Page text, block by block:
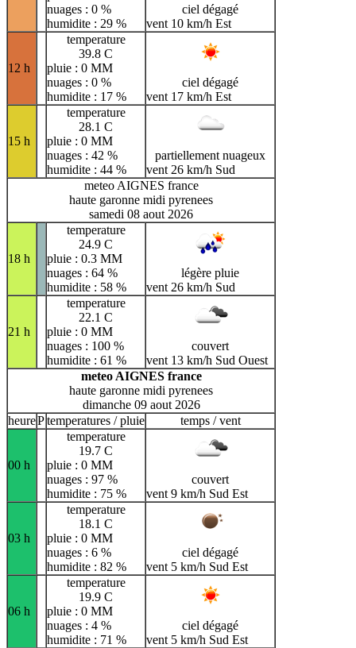
nuages : 0 %
humidite : 29 %
ciel dégagé
vent 10 km/h Est
12 h
temperature
39.8 C
pluie : 0 MM
nuages : 0 %
humidite : 17 %
ciel dégagé
vent 17 km/h Est
15 h
temperature
28.1 C
pluie : 0 MM
nuages : 42 %
humidite : 44 %
partiellement nuageux
vent 26 km/h Sud
meteo AIGNES france
haute garonne midi pyrenees
samedi 08 aout 2026
18 h
temperature
24.9 C
pluie : 0.3 MM
nuages : 64 %
humidite : 58 %
légère pluie
vent 26 km/h Sud
21 h
temperature
22.1 C
pluie : 0 MM
nuages : 100 %
humidite : 61 %
couvert
vent 13 km/h Sud Ouest
meteo AIGNES france
haute garonne midi pyrenees
dimanche 09 aout 2026
heurePtemperatures / pluie temps / vent
00 h
temperature
19.7 C
pluie : 0 MM
nuages : 97 %
humidite : 75 %
couvert
vent 9 km/h Sud Est
03 h
temperature
18.1 C
pluie : 0 MM
nuages : 6 %
humidite : 82 %
ciel dégagé
vent 5 km/h Sud Est
06 h
temperature
19.9 C
pluie : 0 MM
nuages : 4 %
humidite : 71 %
ciel dégagé
vent 5 km/h Sud Est